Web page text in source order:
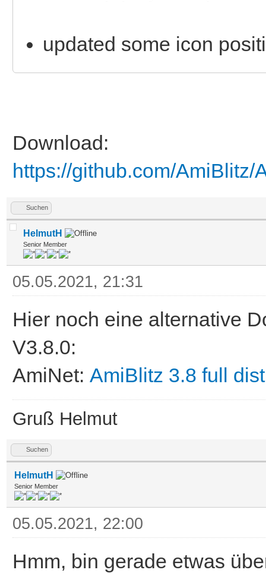
updated some icon
Download:
https://github.com/AmiBlitz/
Suchen
HelmutH
Senior Member
05.05.2021, 21:31
Hier noch eine alternative
V3.8.0:
AmiNet: AmiBlitz 3.8 full
Gruß Helmut
Suchen
HelmutH
Senior Member
05.05.2021, 22:00
Hmm, bin gerade etwas